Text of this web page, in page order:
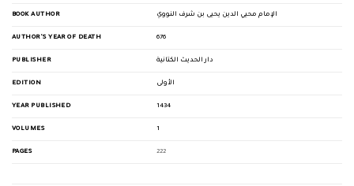
BOOK AUTHOR الإمام محيي الدين يحيى بن شرف النووي
AUTHOR'S YEAR OF DEATH 676
PUBLISHER دار الحديث الكتانية
EDITION الأولى
YEAR PUBLISHED 1434
VOLUMES 1
PAGES 222